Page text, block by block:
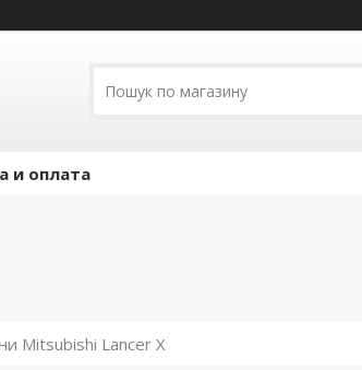
и оплата
Mitsubishi Lancer X